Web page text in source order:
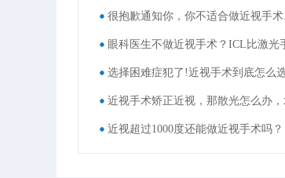
很抱歉通知你，你不适合做近视手术
选择困难症犯了!近视手术到底怎么
近视超过1000度还能做近视手术吗？